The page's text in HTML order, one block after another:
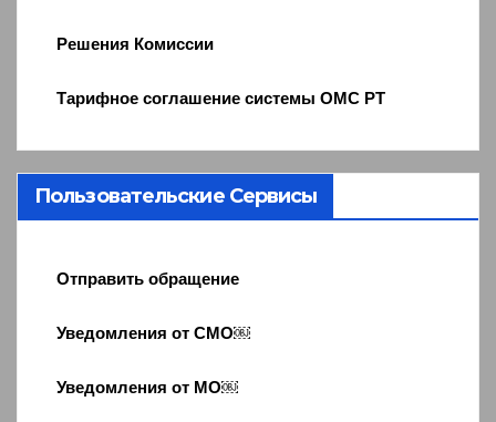
Решения Комиссии
Тарифное соглашение системы ОМС РТ
Пользовательские Сервисы
Отправить обращение
Уведомления от СМО￼
Уведомления от МО￼